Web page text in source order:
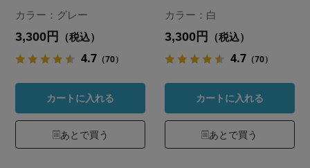
カラー：グレー
3,300円 （税込）
4.7 （70）
カートに入れる
あとで買う
カラー：白
3,300円 （税込）
4.7 （70）
カートに入れる
あとで買う